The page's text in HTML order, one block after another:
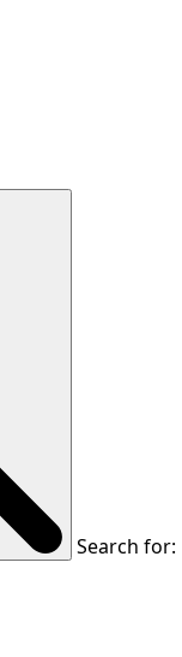
Search for: